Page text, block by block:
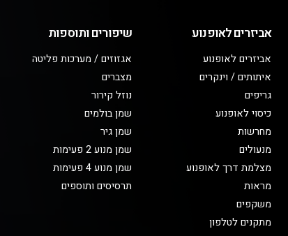
אביזרים לאופנוע
אביזרים לאופנוע
איתותים / וינקרים
גריפים
כיסוי לאופנוע
מחרשות
מנעולים
מצלמת דרך לאופנוע
מראות
משקפים
מתקנים לטלפון
שיפורים ותוספות
אגזוזים / מערכות פליטה
מצברים
נוזל קירור
שמן בולמים
שמן גיר
שמן מנוע 2 פעימות
שמן מנוע 4 פעימות
תרסיסים ותוספים